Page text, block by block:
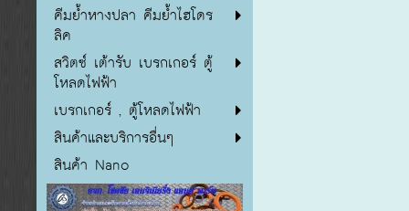
คีมย้ำหางปลา คีมย้ำไฮโดร
ลิค
สวิตซ์ เต้ารับ เบรกเกอร์ ตู้
โหลดไฟฟ้า
เบรกเกอร์ , ตู้โหลดไฟฟ้า
สินค้าและบริการอื่นๆ
สินค้า Nano